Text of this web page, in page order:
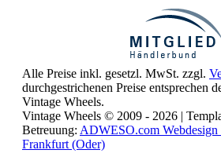
Alle Preise inkl. gesetzl. MwSt. zzgl.
durchgestrichenen Preise entsprechen
Vintage Wheels.
Vintage Wheels © 2009 - 2026 |
Betreuung: ADWESO.com Webdesign
Frankfurt (Oder)